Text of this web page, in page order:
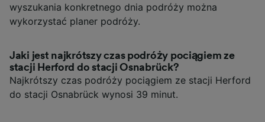
wyszukania konkretnego dnia podróży można
wykorzystać planer podróży.
Jaki jest najkrótszy czas podróży pociągiem ze
stacji Herford do stacji Osnabrück?
Najkrótszy czas podróży pociągiem ze stacji Herford
do stacji Osnabrück wynosi 39 minut.